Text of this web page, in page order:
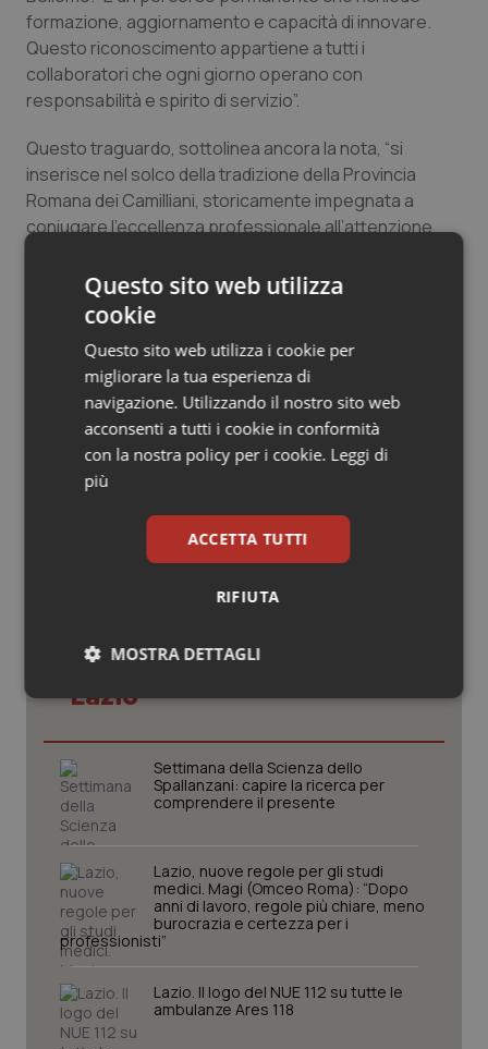
Salute orale & impianti
Sangue & coagulazione
Tiroide
Tumore al seno
Tumori del Polmone & Testa Collo
Tumori gastrointestinali
Ulcera & Reflusso
Vaccini
formazione, aggiornamento e capacità di innovare.
Questo riconoscimento appartiene a tutti i
collaboratori che ogni giorno operano con
responsabilità e spirito di servizio”.
Questo traguardo, sottolinea ancora la nota, “si
inserisce nel solco della tradizione della Provincia
Romana dei Camilliani, storicamente impegnata a
coniugare l’eccellenza professionale all’attenzione
Lellis. Con la certificazione “Struttura Sanitaria Sicura”,
le tre realtà del Lazio e l’Aris riaffermano il proprio ruolo
di guida e di avanguardia nel panorama socio-sanitario
italiano, dimostrando che la sicurezza non è solo un
obbligo formale, ma un valore etico condiviso”.
05 Giugno 2026
© Riproduzione riservata
Potrebbe interessarti in
Lazio
Settimana della Scienza dello
Spallanzani: capire la ricerca per
comprendere il presente
Lazio, nuove regole per gli studi
medici. Magi (Omceo Roma): “Dopo
anni di lavoro, regole più chiare, meno
burocrazia e certezza per i
professionisti”
Lazio. Il logo del NUE 112 su tutte le
ambulanze Ares 118
Questo sito web utilizza
cookie
Questo sito web utilizza i cookie per
migliorare la tua esperienza di
navigazione. Utilizzando il nostro sito web
acconsenti a tutti i cookie in conformità
con la nostra policy per i cookie. Leggi di
più
ACCETTA TUTTI
RIFIUTA
MOSTRA DETTAGLI
Necessari Statistici Marketing
I cookie necessari contribuiscono a rendere fruibile il
sito web abilitandone funzionalità di base quali la
navigazione sulle pagine e l'accesso alle aree
protette del sito. Il sito web non è in grado di
funzionare correttamente senza questi cookie.
Nome
Fornitore/Dominio
VISITOR_PRIVACY_METADATA